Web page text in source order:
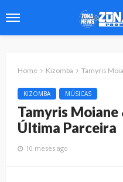
Home Kizomba Tamyris
KIZOMBA MÚSICAS
Tamyris
Última Parceira
10 meses ago